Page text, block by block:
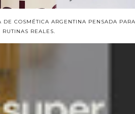
COSMÉTICA ARGENTINA PENSADA PARA
RUTINAS REALES.